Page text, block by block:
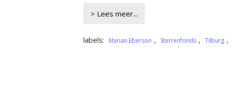
> Lees meer...
labels: Marian Eberson , Sterrenfonds , Tilburg ,